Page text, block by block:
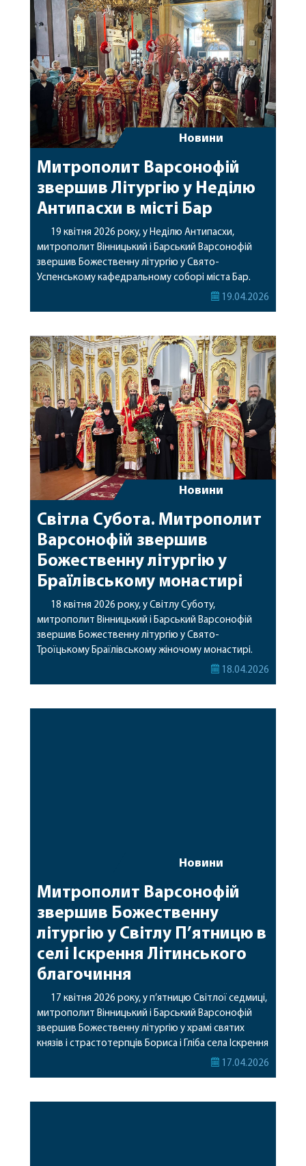
прославили Воскреслого з мертвих […]
Новини
Митрополит Варсонофій
звершив Літургію у Неділю
Антипасхи в місті Бар
19 квітня 2026 року, у Неділю Антипасхи,
митрополит Вінницький і Барський Варсонофій
звершив Божественну літургію у Свято-
Успенському кафедральному соборі міста Бар.
Його Високопреосвященству співслужили
Серафим (Поворозник), клірики Барського
благочиння та гості у священному сані. За
богослужінням підносилися молитви за мир в
Україні, збереження життів воїнів та […]
19.04.2026
Новини
Світла Субота. Митрополит
Варсонофій звершив
Божественну літургію у
Браїлівському монастирі
18 квітня 2026 року, у Світлу Суботу,
митрополит Вінницький і Барський Варсонофій
звершив Божественну літургію у Свято-
Троїцькому Браїлівському жіночому монастирі.
Архіпастирю співслужили клірики обителі. За
парафіяни обителі. Під час Літургії були піднесені
18.04.2026
Новини
Митрополит Варсонофій
звершив Божественну
літургію у Світлу П’ятницю в
селі Іскрення Літинського
благочиння
17 квітня 2026 року, у п’ятницю Світлої седмиці,
митрополит Вінницький і Барський Варсонофій
звершив Божественну літургію у храмі святих
князів і страстотерпців Бориса і Гліба села Іскрення
Літинського благочиння. За богослужінням
Літинського округу протоієрей Олег Макар,
17.04.2026